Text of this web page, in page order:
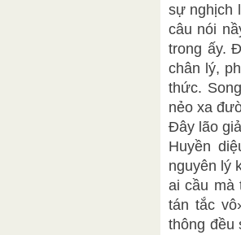
sự nghịch
câu nói
trong ấy.
chân lý,
thức.
nẻo xa
Đây lão
Huyền
nguyên lý
ai cầu mà
tán tắc
thông đều